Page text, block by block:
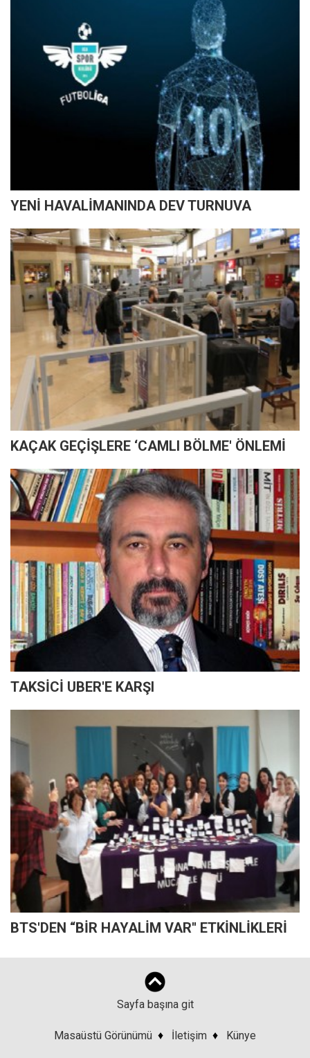
YENİ HAVALİMANINDA DEV TURNUVA
KAÇAK GEÇİŞLERE ‘CAMLI BÖLME' ÖNLEMİ
TAKSİCİ UBER'E KARŞI
BTS'DEN “BİR HAYALİM VAR'' ETKİNLİKLERİ
Sayfa başına git
Masaüstü Görünümü ♦ İletişim ♦ Künye